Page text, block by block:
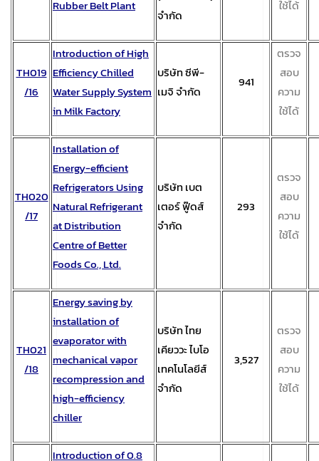
Rubber Belt Plant
จำกัด
ใช้ได้
TH019
/16
Introduction of High
Efficiency Chilled
Water Supply System
in Milk Factory
บริษัท ซีพี-
เมจิ จำกัด
941
ตรวจ
สอบ
ความ
ใช้ได้
TH020
/17
Installation of
Energy-efficient
Refrigerators Using
Natural Refrigerant
at Distribution
Centre of Better
Foods Co., Ltd.
บริษัท เบต
เตอร์ ฟู๊ดส์
จำกัด
293
ตรวจ
สอบ
ความ
ใช้ได้
TH021
/18
Energy saving by
installation of
evaporator with
mechanical vapor
recompression and
high-efficiency
chiller
บริษัท ไทย
เคียววะ ไบโอ
เทคโนโลยีส์
จำกัด
3,527
ตรวจ
สอบ
ความ
ใช้ได้
Introduction of 0.8